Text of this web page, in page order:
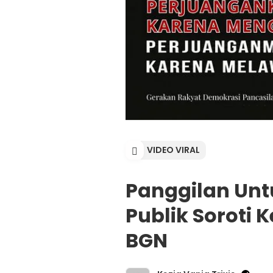
VIDEO VIRAL
Panggilan
Publik Soroti
BGN